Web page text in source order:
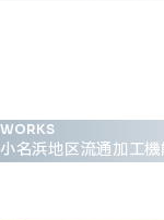
WORKS
小名浜地区流通加工